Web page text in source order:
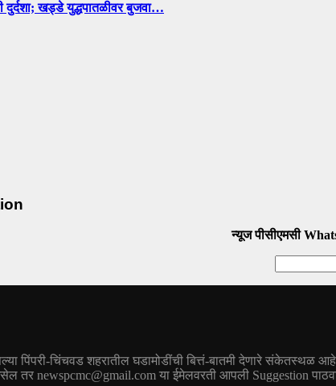
दुर्दशा; खड्डे युद्धपातळीवर बुजवा…
न्यूज पीसीएमसी
पिंपरी-चिंचवड शहरातील घडामोडींची बित्तं-बातमी देणारे संकेतस्थळ
तर newspcmc@gmail.com या ईमेलवरती आपली Suggestion